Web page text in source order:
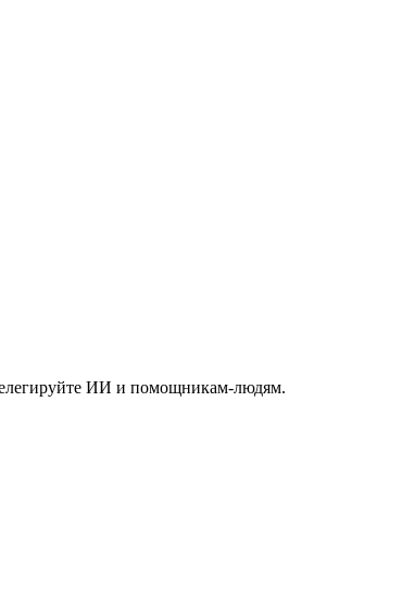
ИИ и помощникам-людям.